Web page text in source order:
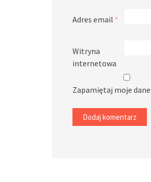
Adres email *
Witryna
internetowa
Zapamiętaj moje